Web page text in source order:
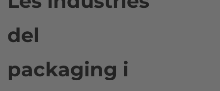
del
packaging i